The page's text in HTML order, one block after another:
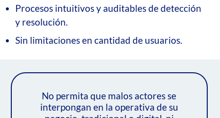
Procesos intuitivos y auditables de detección
y resolución.
Sin limitaciones en cantidad de usuarios.
No permita que malos actores se
interpongan en la operativa de su